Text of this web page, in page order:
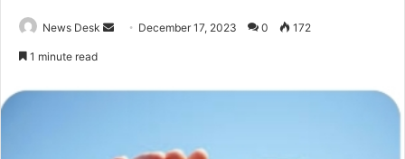
News Desk
Send December 17, 2023 0 172
1 minute read